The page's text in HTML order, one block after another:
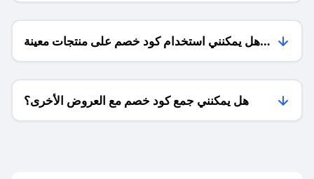
هل يمكنني استخدام كود خصم على منتجات معينة
فقط؟
هل يمكنني جمع كود خصم مع العروض الأخرى؟